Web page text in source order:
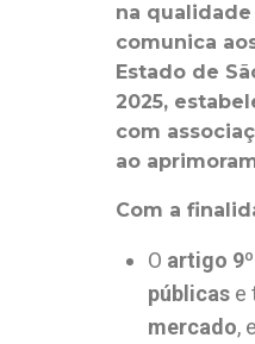
na
comunica
Estado de
2025,
com
ao
Com a
O artigo
públicas e
mercado,